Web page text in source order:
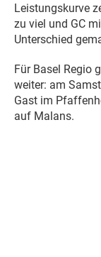
Leistungskurve
zu viel und GC
Unterschied
Für Basel Regio
weiter: am
Gast im
auf Malans.